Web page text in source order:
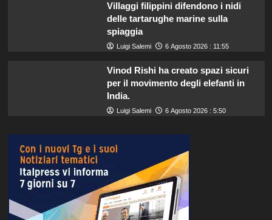
Villaggi filippini difendono i nidi
delle tartarughe marine sulla
spiaggia
Luigi Salemi 6 Agosto 2026 : 11:55
Vinod Rishi ha creato spazi sicuri
per il movimento degli elefanti in
India.
Luigi Salemi 6 Agosto 2026 : 5:50